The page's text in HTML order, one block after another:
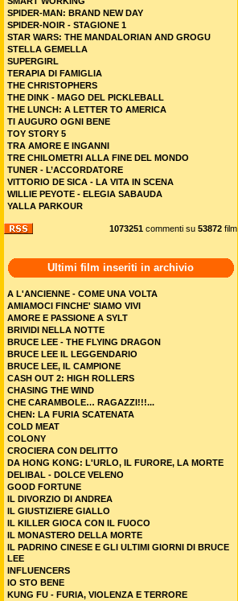
SPIDER-MAN: BRAND NEW DAY
SPIDER-NOIR - STAGIONE 1
STAR WARS: THE MANDALORIAN AND GROGU
STELLA GEMELLA
SUPERGIRL
TERAPIA DI FAMIGLIA
THE CHRISTOPHERS
THE DINK - MAGO DEL PICKLEBALL
THE LUNCH: A LETTER TO AMERICA
TI AUGURO OGNI BENE
TOY STORY 5
TRA AMORE E INGANNI
TRE CHILOMETRI ALLA FINE DEL MONDO
TUNER - L’ACCORDATORE
VITTORIO DE SICA - LA VITA IN SCENA
WILLIE PEYOTE - ELEGIA SABAUDA
YALLA PARKOUR
1073251 commenti su 53872 film
Ultimi film inseriti in archivio
A L'ANCIENNE - COME UNA VOLTA
AMIAMOCI FINCHE' SIAMO VIVI
AMORE E PASSIONE A SYLT
BRIVIDI NELLA NOTTE
BRUCE LEE - THE FLYING DRAGON
BRUCE LEE IL LEGGENDARIO
BRUCE LEE, IL CAMPIONE
CASH OUT 2: HIGH ROLLERS
CHASING THE WIND
CHE CARAMBOLE… RAGAZZI!!!...
CHEN: LA FURIA SCATENATA
COLD MEAT
COLONY
CROCIERA CON DELITTO
DA HONG KONG: L'URLO, IL FURORE, LA MORTE
DELIBAL - DOLCE VELENO
GOOD FORTUNE
IL DIVORZIO DI ANDREA
IL GIUSTIZIERE GIALLO
IL KILLER GIOCA CON IL FUOCO
IL MONASTERO DELLA MORTE
IL PADRINO CINESE E GLI ULTIMI GIORNI DI BRUCE
LEE
INFLUENCERS
IO STO BENE
KUNG FU - FURIA, VIOLENZA E TERRORE